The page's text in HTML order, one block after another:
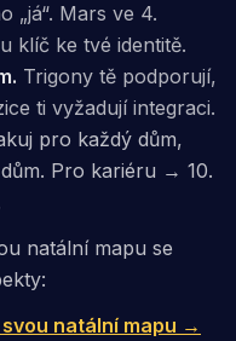
„já“. Mars ve 4.
klíč ke tvé identitě.
Trigony tě podporují,
ti vyžadují integraci.
pro každý dům,
Pro kariéru → 10.
natální mapu se
natální mapu →